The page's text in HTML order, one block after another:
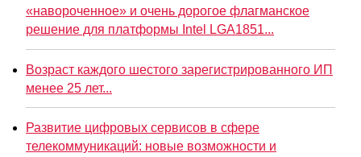
«навороченное» и очень дорогое флагманское
решение для платформы Intel LGA1851...
Возраст каждого шестого зарегистрированного ИП
менее 25 лет...
Развитие цифровых сервисов в сфере
телекоммуникаций: новые возможности и